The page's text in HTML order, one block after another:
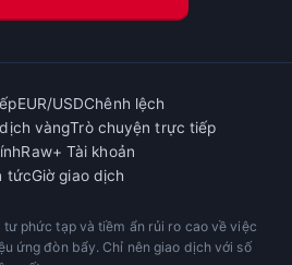
EUR/USDChênh lệch
vàngTrò chuyện trực tiếp
Raw+ Tài khoản
tứcGiờ giao dịch
tư phức tạp và tiềm ẩn rủi ro cao về việc
ứng đòn bẩy. Chỉ nên giao dịch với số